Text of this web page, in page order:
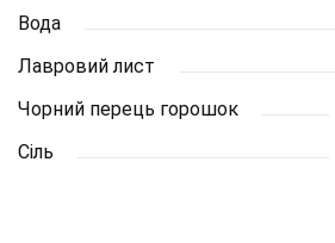
Вода
Лавровий лист
Чорний перець горошок
Сіль